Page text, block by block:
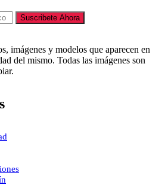
Suscribete Ahora
imágenes y modelos que aparecen en
del mismo. Todas las imágenes son